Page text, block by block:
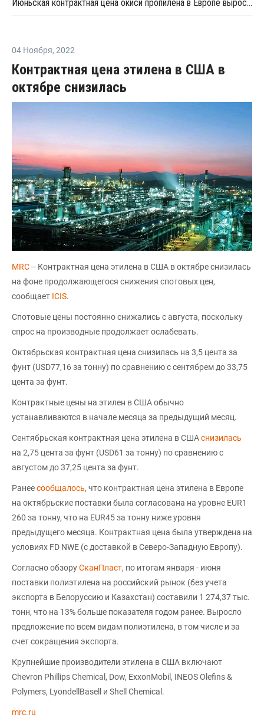
Июньская контрактная цена окиси пропилена в Европе выросла на EUR32 за тонну
04 Ноября, 2022
Контрактная цена этилена в США в
октябре снизилась
MRC-- Контрактная цена этилена в США в октябре снизилась
на фоне продолжающегося снижения спотовых цен,
сообщает ICIS.
Спотовые цены постоянно снижались с августа, поскольку
спрос на производные продолжает ослабевать.
Октябрьская контрактная цена снизилась на 3,5 цента за
фунт (USD77,16 за тонну) по сравнению с сентябрем до 33,75
цента за фунт.
Контрактные цены на этилен в США обычно
устанавливаются в начале месяца за предыдущий месяц.
Сентябрьская контрактная цена этилена в СШАснизилась
на 2,75 цента за фунт (USD61 за тонну) по сравнению с
августом до 37,25 цента за фунт.
Ранеесообщалось, что контрактная цена этилена в Европе
на октябрьские поставки была согласована на уровне EUR1
260 за тонну, что на EUR45 за тонну ниже уровня
предыдущего месяца. Контрактная цена была утверждена на
условиях FD NWE (с доставкой в Северо-Западную Европу).
Согласно обзоруСканПласт, по итогам января - июня
поставки полиэтилена на российский рынок (без учета
экспорта в Белоруссию и Казахстан) составили 1 274,37 тыс.
тонн, что на 13% больше показателя годом ранее. Выросло
предложение по всем видам полиэтилена, в том числе и за
счет сокращения экспорта.
Крупнейшие производители этилена в США включают
Chevron Phillips Chemical, Dow, ExxonMobil, INEOS Olefins &
Polymers, LyondellBasell и Shell Chemical.
mrc.ru